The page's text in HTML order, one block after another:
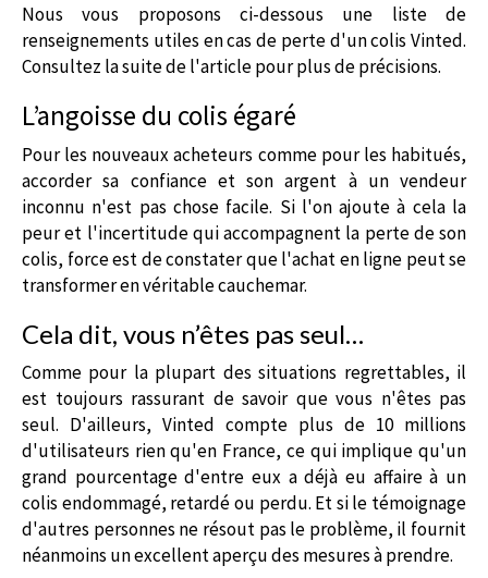
Nous vous proposons ci-dessous une liste de
renseignements utiles en cas de perte d'un colis Vinted.
Consultez la suite de l'article pour plus de précisions.
L’angoisse du colis égaré
Pour les nouveaux acheteurs comme pour les habitués,
accorder sa confiance et son argent à un vendeur
inconnu n'est pas chose facile. Si l'on ajoute à cela la
peur et l'incertitude qui accompagnent la perte de son
colis, force est de constater que l'achat en ligne peut se
transformer en véritable cauchemar.
Cela dit, vous n’êtes pas seul…
Comme pour la plupart des situations regrettables, il
est toujours rassurant de savoir que vous n'êtes pas
seul. D'ailleurs, Vinted compte plus de 10 millions
d'utilisateurs rien qu'en France, ce qui implique qu'un
grand pourcentage d'entre eux a déjà eu affaire à un
colis endommagé, retardé ou perdu. Et si le témoignage
d'autres personnes ne résout pas le problème, il fournit
néanmoins un excellent aperçu des mesures à prendre.